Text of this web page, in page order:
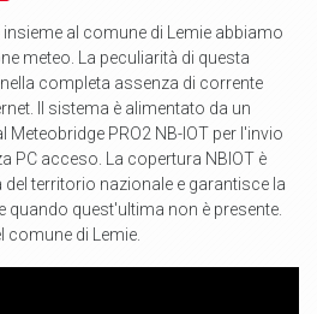
al comune di Lemie abbiamo
meteo. La peculiarità di questa
completa assenza di corrente
Il sistema è alimentato da un
PRO2 NB-IOT per l'invio
PC acceso. La copertura NBIOT è
territorio nazionale e garantisce la
quando quest'ultima non è presente.
comune di Lemie.